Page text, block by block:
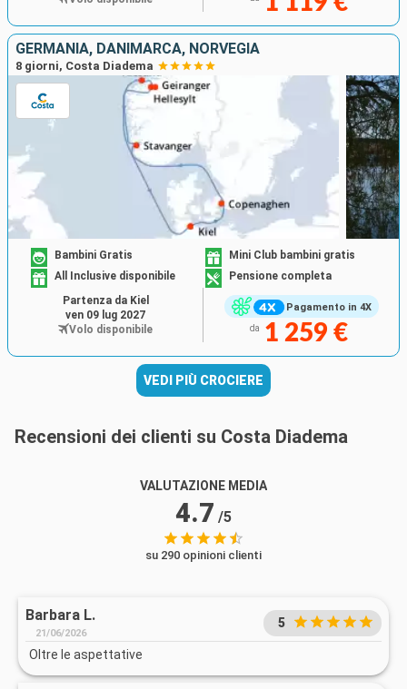
GERMANIA, DANIMARCA, NORVEGIA
8 giorni, Costa Diadema
Pagamento in 4X
Bambini Gratis
Mini Club bambini gratis
All Inclusive disponibile
Pensione completa
da 1 259 €
Partenza da Kiel
ven 09 lug 2027
Volo disponibile
VEDI PIÙ CROCIERE
Recensioni dei clienti su Costa Diadema
VALUTAZIONE MEDIA
4.7 /5
su 290 opinioni clienti
Barbara L.
21/06/2026
5
Oltre le aspettative